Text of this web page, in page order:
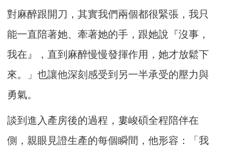
對麻醉跟開刀，其實我們兩個都很緊張，我只
能一直陪著她、牽著她的手，跟她說『沒事，
我在』，直到麻醉慢慢發揮作用，她才放鬆下
來。」也讓他深刻感受到另一半承受的壓力與
勇氣。
談到進入產房後的過程，婁峻碩全程陪伴在
側，親眼見證生產的每個瞬間，他形容：「我